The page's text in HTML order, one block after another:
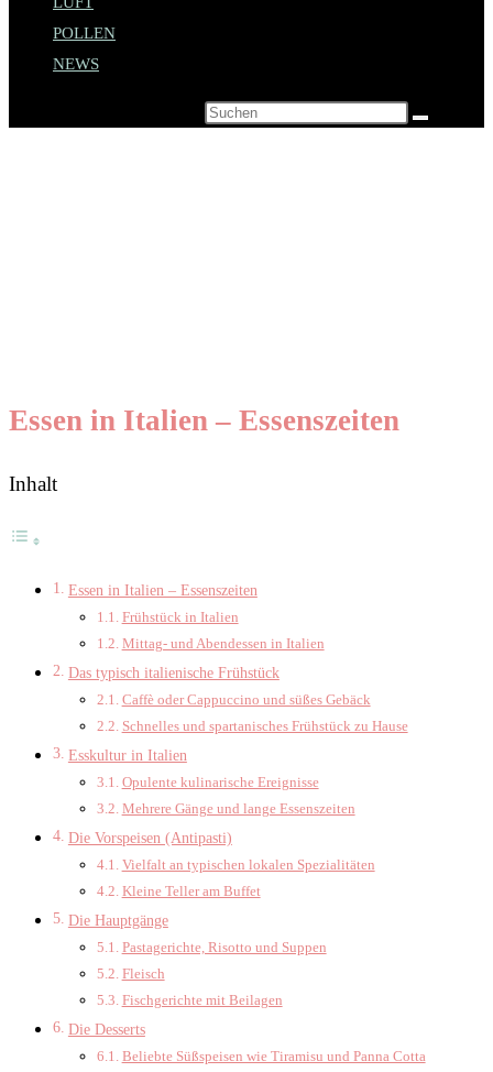
POLLEN
NEWS
Essen in Italien – Essenszeiten
Inhalt
Essen in Italien – Essenszeiten
Frühstück in Italien
Mittag- und Abendessen in Italien
Das typisch italienische Frühstück
Caffè oder Cappuccino und süßes Gebäck
Schnelles und spartanisches Frühstück zu Hause
Esskultur in Italien
Opulente kulinarische Ereignisse
Mehrere Gänge und lange Essenszeiten
Die Vorspeisen (Antipasti)
Vielfalt an typischen lokalen Spezialitäten
Kleine Teller am Buffet
Die Hauptgänge
Pastagerichte, Risotto und Suppen
Fleisch
Fischgerichte mit Beilagen
Die Desserts
Beliebte Süßspeisen wie Tiramisu und Panna Cotta